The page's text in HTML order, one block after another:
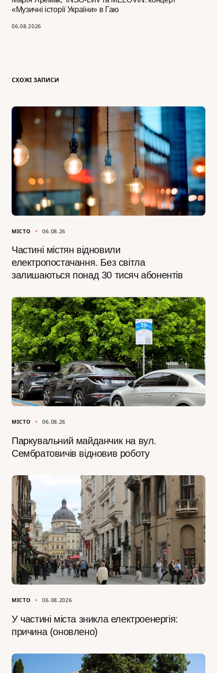
«Музичні історії України» в Гаю
06.08.2026
СХОЖІ ЗАПИСИ
МІСТО 06.08.26
Частині містян відновили
електропостачання. Без світла
залишаються понад 30 тисяч абонентів
МІСТО 06.08.26
Паркувальний майданчик на вул.
Сембратовичів відновив роботу
МІСТО 06.08.2026
У частині міста зникла електроенергія:
причина (оновлено)